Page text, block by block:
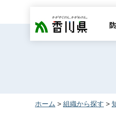
香川県
ホーム > 組織から探す >